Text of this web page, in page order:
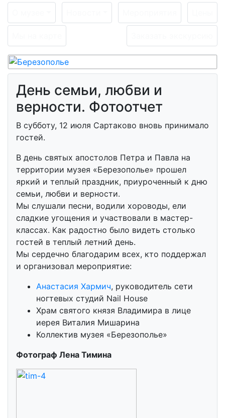
День семьи, любви и
верности. Фотоотчет
В субботу, 12 июля Сартаково вновь принимало
гостей.
В день святых апостолов Петра и Павла на
территории музея «Березополье» прошел
яркий и теплый праздник, приуроченный к дню
семьи, любви и верности.
Мы слушали песни, водили хороводы, ели
сладкие угощения и участвовали в мастер-
классах. Как радостно было видеть столько
гостей в теплый летний день.
Мы сердечно благодарим всех, кто поддержал
и организовал мероприятие:
Анастасия Хармич, руководитель сети
ногтевых студий Nail House
Храм святого князя Владимира в лице
иерея Виталия Мишарина
Коллектив музея «Березополье»
Фотограф Лена Тимина